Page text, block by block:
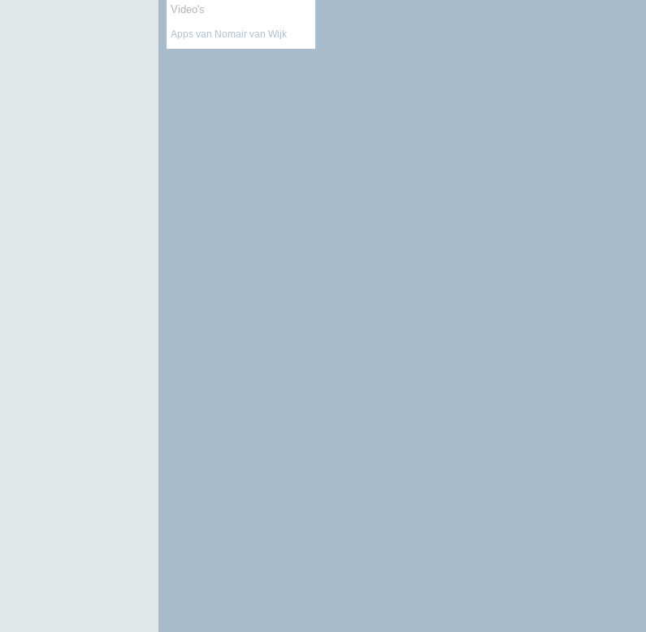
Video's
Apps van Nomair van Wijk